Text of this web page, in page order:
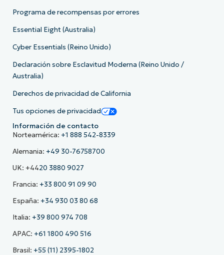
Programa de recompensas por errores
Essential Eight (Australia)
Cyber Essentials (Reino Unido)
Declaración sobre Esclavitud Moderna (Reino Unido /
Australia)
Derechos de privacidad de California
Tus opciones de privacidad
Información de contacto
Norteamérica: +1 888 542-8339
Alemania: +49 30-76758700
UK: +4420 3880 9027
Francia: +33 800 91 09 90
España: +34 930 03 80 68
Italia: +39 800 974 708
APAC: +61 1800 490 516
Brasil: +55 (11) 2395-1802